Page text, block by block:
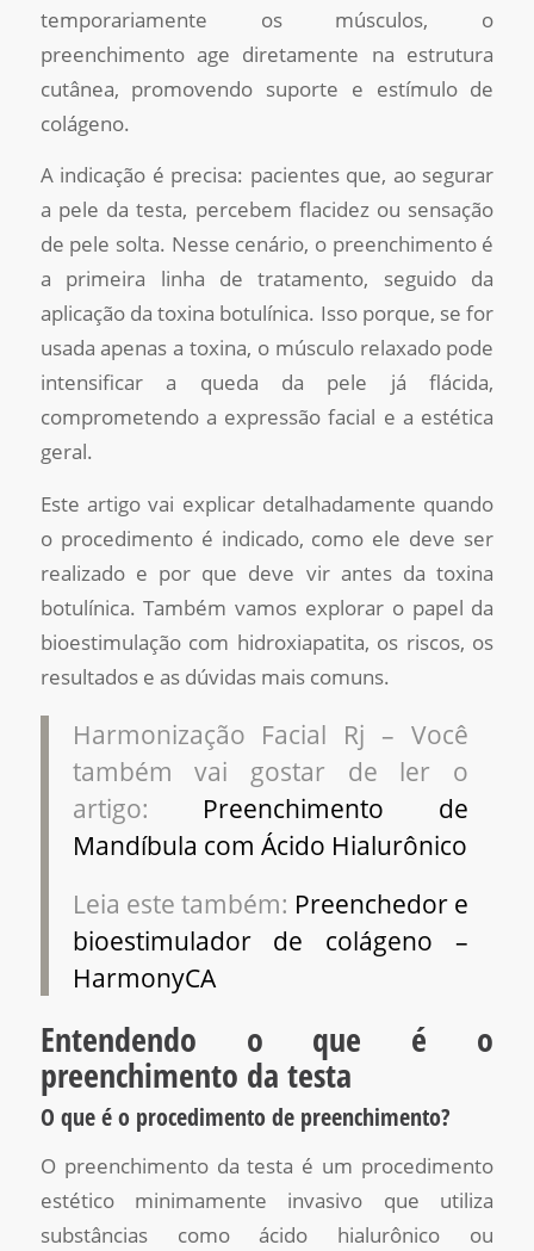
temporariamente os músculos, o
preenchimento age diretamente na estrutura
cutânea, promovendo suporte e estímulo de
colágeno.
A indicação é precisa: pacientes que, ao segurar
a pele da testa, percebem flacidez ou sensação
de pele solta. Nesse cenário, o preenchimento é
a primeira linha de tratamento, seguido da
aplicação da toxina botulínica. Isso porque, se for
usada apenas a toxina, o músculo relaxado pode
intensificar a queda da pele já flácida,
comprometendo a expressão facial e a estética
geral.
Este artigo vai explicar detalhadamente quando
o procedimento é indicado, como ele deve ser
realizado e por que deve vir antes da toxina
botulínica. Também vamos explorar o papel da
bioestimulação com hidroxiapatita, os riscos, os
resultados e as dúvidas mais comuns.
Harmonização Facial Rj – Você
também vai gostar de ler o
artigo: Preenchimento de
Mandíbula com Ácido Hialurônico
Leia este também: Preenchedor e
bioestimulador de colágeno –
HarmonyCA
Entendendo o que é o
preenchimento da testa
O que é o procedimento de preenchimento?
O preenchimento da testa é um procedimento
estético minimamente invasivo que utiliza
substâncias como ácido hialurônico ou